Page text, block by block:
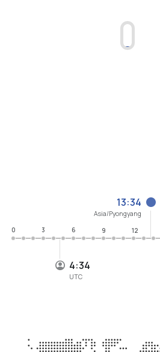
4:34
UTC
13:34
Asia/Pyongyang
0
3 6 9 12